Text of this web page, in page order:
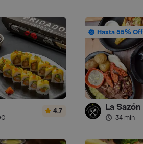
4.7
Hasta 55% Off
La
34 min ·